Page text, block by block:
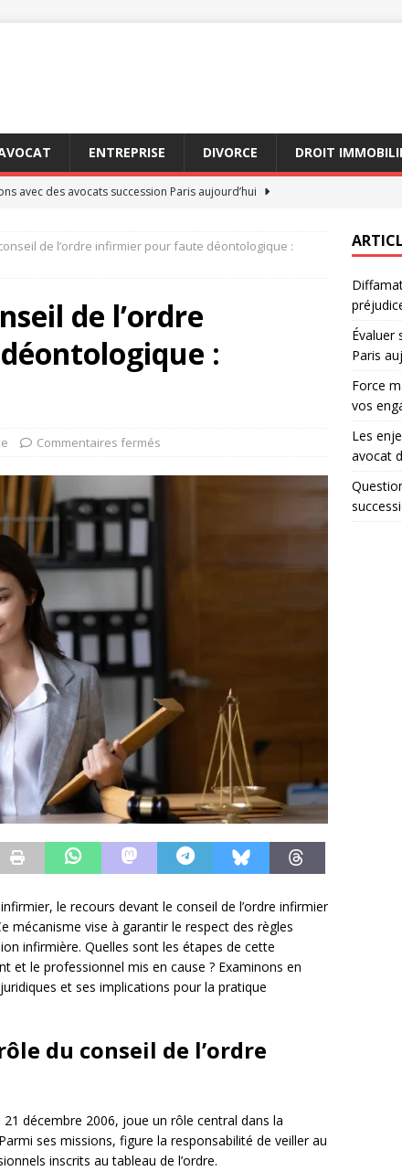
ENTREPRISE DIVORCE DROIT
avec des avocats succession Paris aujourd’hui
: comment cette clause impacte vos engagements
DROIT
choisir des avocats succession Paris
possibles en cas de préjudice subi
de l’ordre infirmier pour faute déontologique :
de l’ordre
:
Commentaires fermés
le recours devant le conseil de l’ordre infirmier
mécanisme vise à garantir le respect des règles
infirmière. Quelles sont les étapes de cette
et le professionnel mis en cause ? Examinons en
et ses implications pour la pratique
du conseil de l’ordre
décembre 2006, joue un rôle central dans la
ses missions, figure la responsabilité de veiller au
inscrits au tableau de l’ordre.
Évaluer
Paris
Force
vos
Les
avocat